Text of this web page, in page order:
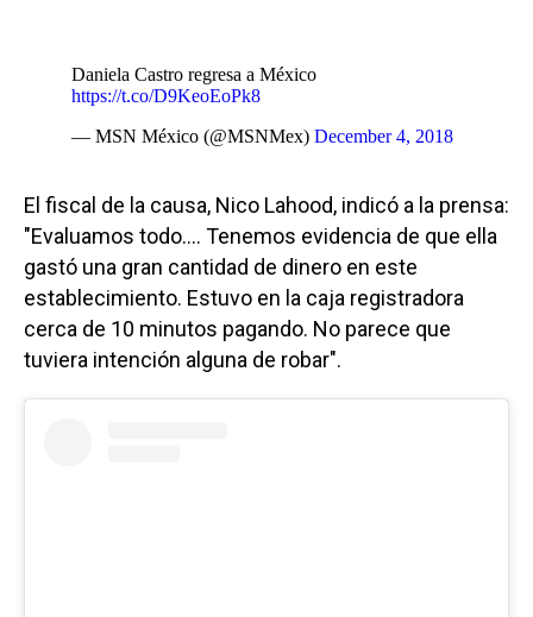
Daniela Castro regresa a México
https://t.co/D9KeoEoPk8
— MSN México (@MSNMex) December 4, 2018
El fiscal de la causa, Nico Lahood, indicó a la prensa:
"Evaluamos todo.... Tenemos evidencia de que ella
gastó una gran cantidad de dinero en este
establecimiento. Estuvo en la caja registradora
cerca de 10 minutos pagando. No parece que
tuviera intención alguna de robar".